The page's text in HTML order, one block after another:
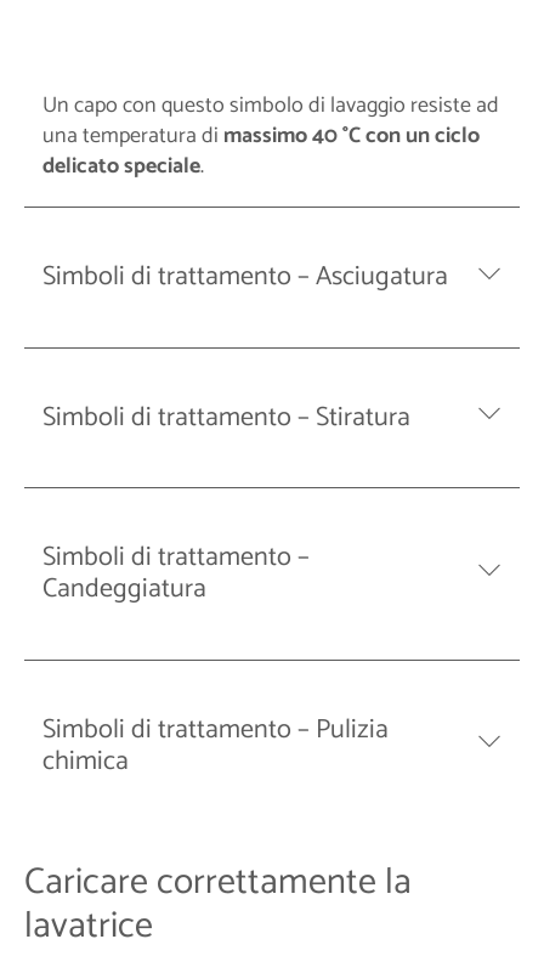
Un capo con questo simbolo di lavaggio resiste ad
una temperatura di massimo 40 °C con un ciclo
delicato speciale.
Simboli di trattamento – Asciugatura
Simboli di trattamento – Stiratura
Simboli di trattamento –
Candeggiatura
Simboli di trattamento – Pulizia
chimica
Caricare correttamente la
lavatrice